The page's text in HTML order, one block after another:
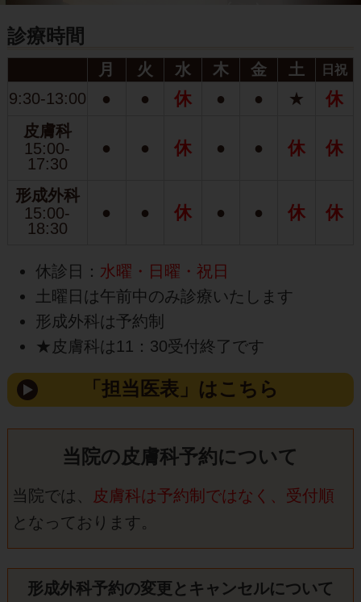
診療時間
月 火 水 木 金 土 日祝
9:30-13:00 ● ● 休 ● ● ★ 休
皮膚科
15:00-
17:30
● ● 休 ● ● 休 休
形成外科
15:00-
18:30
● ● 休 ● ● 休 休
休診日： 水曜・日曜・祝日
土曜日は午前中のみ診療いたします
形成外科は予約制
★皮膚科は11：30受付終了です
「担当医表」はこちら
当院の皮膚科予約について
当院では、
皮膚科は予約制ではなく、受付順
となっております。
形成外科予約の変更とキャンセルについて